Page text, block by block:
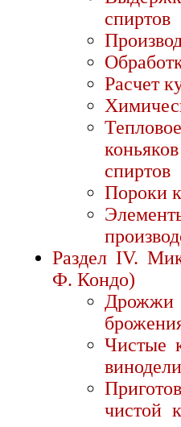
спиртов
Расчет
спиртов
Пороки
Раздел IV.
Ф. Кондо)
Чистые
чистой